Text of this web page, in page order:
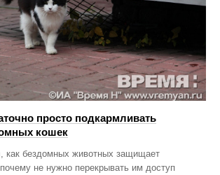
просто подкармливать
кошек
как бездомных животных защищает
не нужно перекрывать им доступ